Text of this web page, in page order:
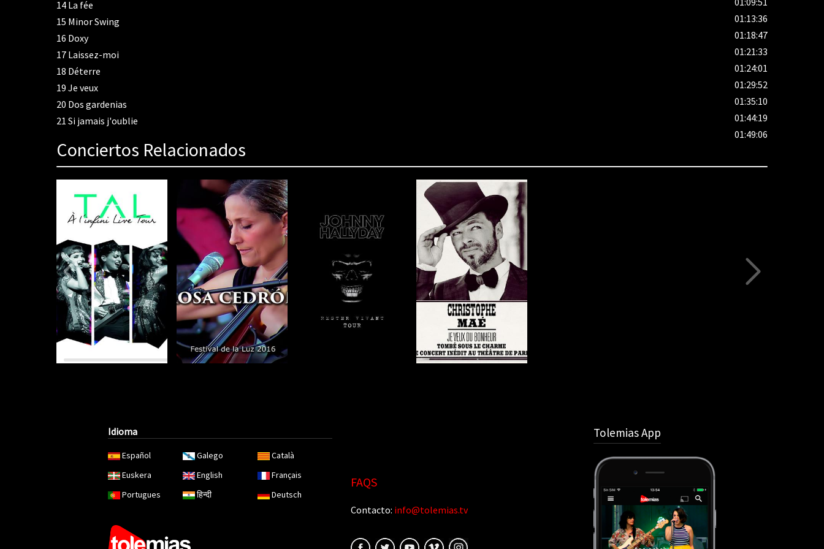
14 La fée
01:13:36
15 Minor Swing
01:18:47
16 Doxy
01:21:33
17 Laissez-moi
01:24:01
18 Déterre
01:29:52
19 Je veux
01:35:10
20 Dos gardenias
01:44:19
21 Si jamais j'oublie
01:49:06
Conciertos Relacionados
(danger)
Idioma
Español Galego
Català
Euskera
English
Français
Portugues
हिन्दी Deutsch
FAQS
Contacto: info@tolemias.tv
Tolemias App